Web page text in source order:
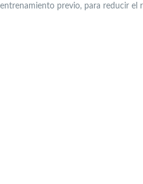
entrenamiento previo, para reducir el